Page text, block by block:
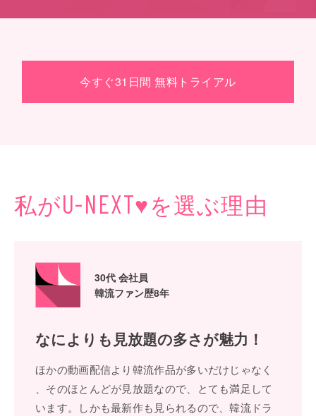
今すぐ31日間 無料トライアル
私がU-NEXT♥を選ぶ理由
30代 会社員
韓流ファン歴8年
なによりも ⾒放題の多さが魅⼒！
ほかの動画配信より韓流作品が多いだけじゃなく
、そのほとんどが⾒放題なので、とても満⾜して
います。しかも最新作も⾒られるので、韓流ドラ